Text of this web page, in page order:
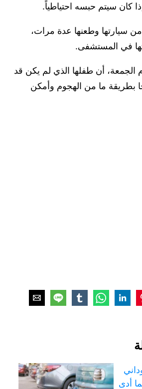
كان سيتم حبسه احتياطياً.
سيارتها وطعنها عدة مرات،
في المستشفى.
الجمعة، أن طفلها الذي لم يكن قد
بطريقة ما من الهجوم وأمكن
أدى